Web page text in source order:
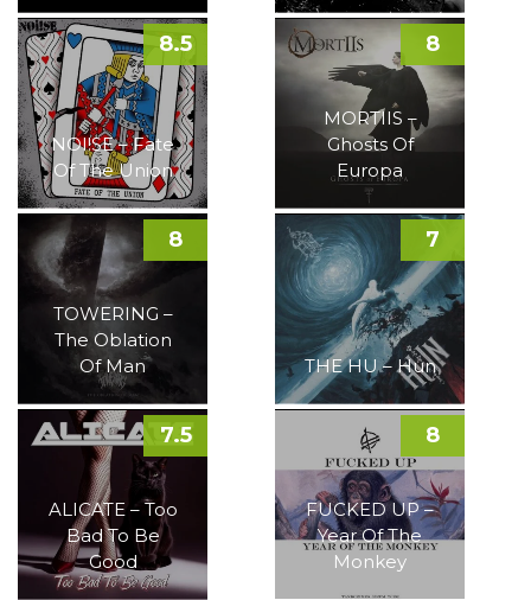
NOI!SE – Fate
Of The Union
8.5
MORTIIS –
Ghosts Of
Europa
8
TOWERING –
The Oblation
Of Man
8
THE HU – Hun
7
ALICATE – Too
Bad To Be
Good
7.5
FUCKED UP –
Year Of The
Monkey
8